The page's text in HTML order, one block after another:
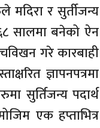
मदिरा र सुर्तीजन्य
सालमा बनेको ऐन
गरे कारबाही
ज्ञापनपत्रमा
सुर्तिजन्य पदार्थ
एक हप्ताभित्र